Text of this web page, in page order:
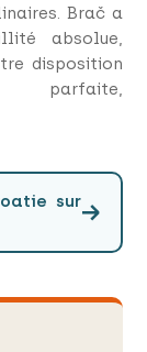
Brač a
absolue,
disposition
parfaite,
sur→